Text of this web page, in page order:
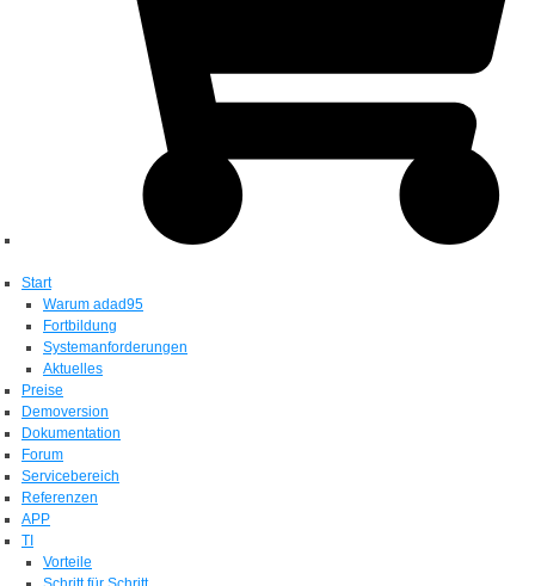
Start
Warum adad95
Fortbildung
Systemanforderungen
Aktuelles
Preise
Demoversion
Dokumentation
Forum
Servicebereich
Referenzen
APP
TI
Vorteile